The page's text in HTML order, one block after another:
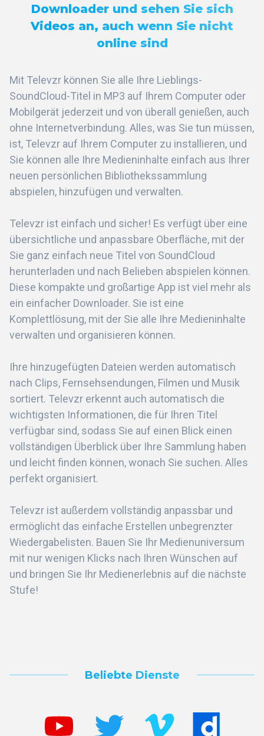
Downloader und sehen Sie sich
Videos an, auch wenn Sie nicht
online sind
Mit Televzr können Sie alle Ihre Lieblings-
SoundCloud-Titel in MP3 auf Ihrem Computer oder
Mobilgerät jederzeit und von überall genießen, auch
ohne Internetverbindung. Alles, was Sie tun müssen,
ist, Televzr auf Ihrem Computer zu installieren, und
Sie können alle Ihre Medieninhalte einfach aus Ihrer
neuen persönlichen Bibliothekssammlung
abspielen, hinzufügen und verwalten.
Televzr ist einfach und sicher! Es verfügt über eine
übersichtliche und anpassbare Oberfläche, mit der
Sie ganz einfach neue Titel von SoundCloud
herunterladen und nach Belieben abspielen können.
Diese kompakte und großartige App ist viel mehr als
ein einfacher Downloader. Sie ist eine
Komplettlösung, mit der Sie alle Ihre Medieninhalte
verwalten und organisieren können.
Ihre hinzugefügten Dateien werden automatisch
nach Clips, Fernsehsendungen, Filmen und Musik
sortiert. Televzr erkennt auch automatisch die
wichtigsten Informationen, die für Ihren Titel
verfügbar sind, sodass Sie auf einen Blick einen
vollständigen Überblick über Ihre Sammlung haben
und leicht finden können, wonach Sie suchen. Alles
perfekt organisiert.
Televzr ist außerdem vollständig anpassbar und
ermöglicht das einfache Erstellen unbegrenzter
Wiedergabelisten. Bauen Sie Ihr Medienuniversum
mit nur wenigen Klicks nach Ihren Wünschen auf
und bringen Sie Ihr Medienerlebnis auf die nächste
Stufe!
Beliebte Dienste